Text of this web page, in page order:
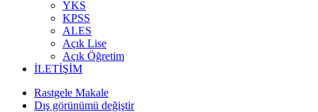
YKS
KPSS
ALES
Açık Lise
Açık Öğretim
İLETIŞIM
Rastgele Makale
Dış görünümü değiştir